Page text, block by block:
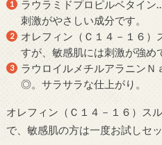
ラウラミドプロピルベタイ
刺激がやさしい成分です。
オレフィン（Ｃ１４－１６
すが、敏感肌には刺激が強め
ラウロイルメチルアラニン
◎。サラサラな仕上がり。
オレフィン（Ｃ１４－１６）ス
で、敏感肌の方は一度お試しセ